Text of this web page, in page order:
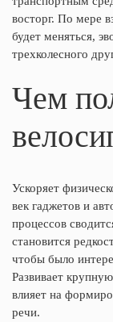
восторг. По мере
будет меняться,
трехколесного
Чем
Ускоряет
век гаджетов и
процессов
становится
чтобы было
Развивает
влияет на
речи.